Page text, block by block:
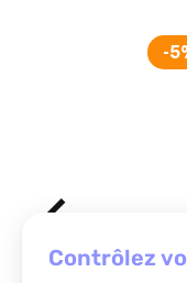
-
contrôlez